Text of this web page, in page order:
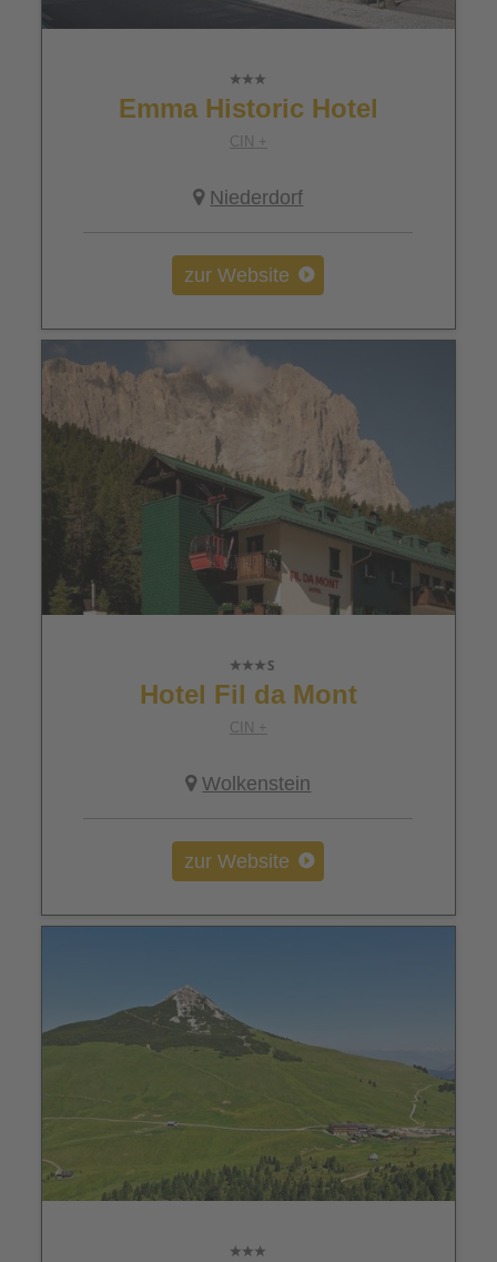
Emma Historic Hotel
CIN +
Niederdorf
zur Website
Hotel Fil da Mont
CIN +
Wolkenstein
zur Website